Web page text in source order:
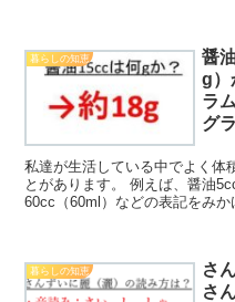
暮らしの知恵
醤
g）
ラ
グ
私達が生活している中でよく体
とがあります。 例えば、醤油
60cc（60ml）などの表記をみ
暮らしの知恵
さ
さ